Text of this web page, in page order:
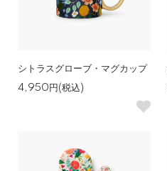
シトラスグローブ・マグカップ
4,950円(税込)